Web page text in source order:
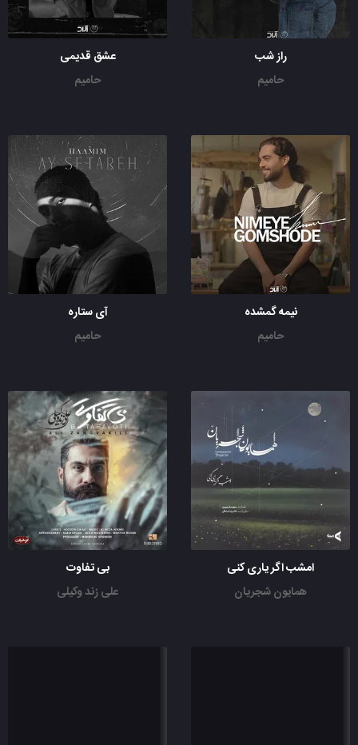
راز شب
حامیم
عشق قدیمی
حامیم
نیمه گمشده
حامیم
آی ستاره
حامیم
امشب اگر یاری کنی
همایون شجریان
بی تفاوت
علی زند وکیلی